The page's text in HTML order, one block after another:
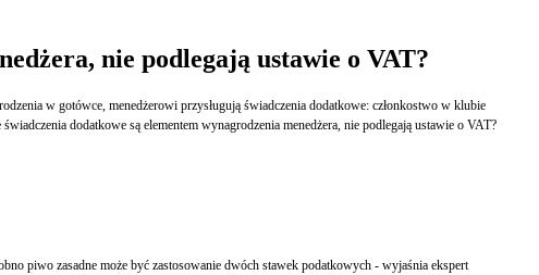
nie podlegają ustawie o VAT?
do opodatkowania.Czy w związku z tym, że świadczenia dodatkowe są elementem wynagrodzenia menedżera, nie podlegają ustawie o VAT?